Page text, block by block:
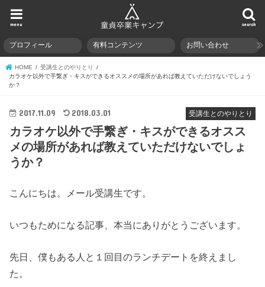
search
menu
プロフィール 有料コンテンツ お問い合わせ
HOME
受講生とのやりとり
カラオケ以外で手繋ぎ・キスができるオススメの場所があれば教えていただけないでしょう
か？
受講生とのやりとり
2017.11.09 2018.03.01
カラオケ以外で手繋ぎ・キスができるオスス
メの場所があれば教えていただけないでしょ
うか？
こんにちは。メール受講生です。
いつもためになる記事、本当にありがとうございます。
先日、僕もある人と１回目のランチデートを終えまし
た。